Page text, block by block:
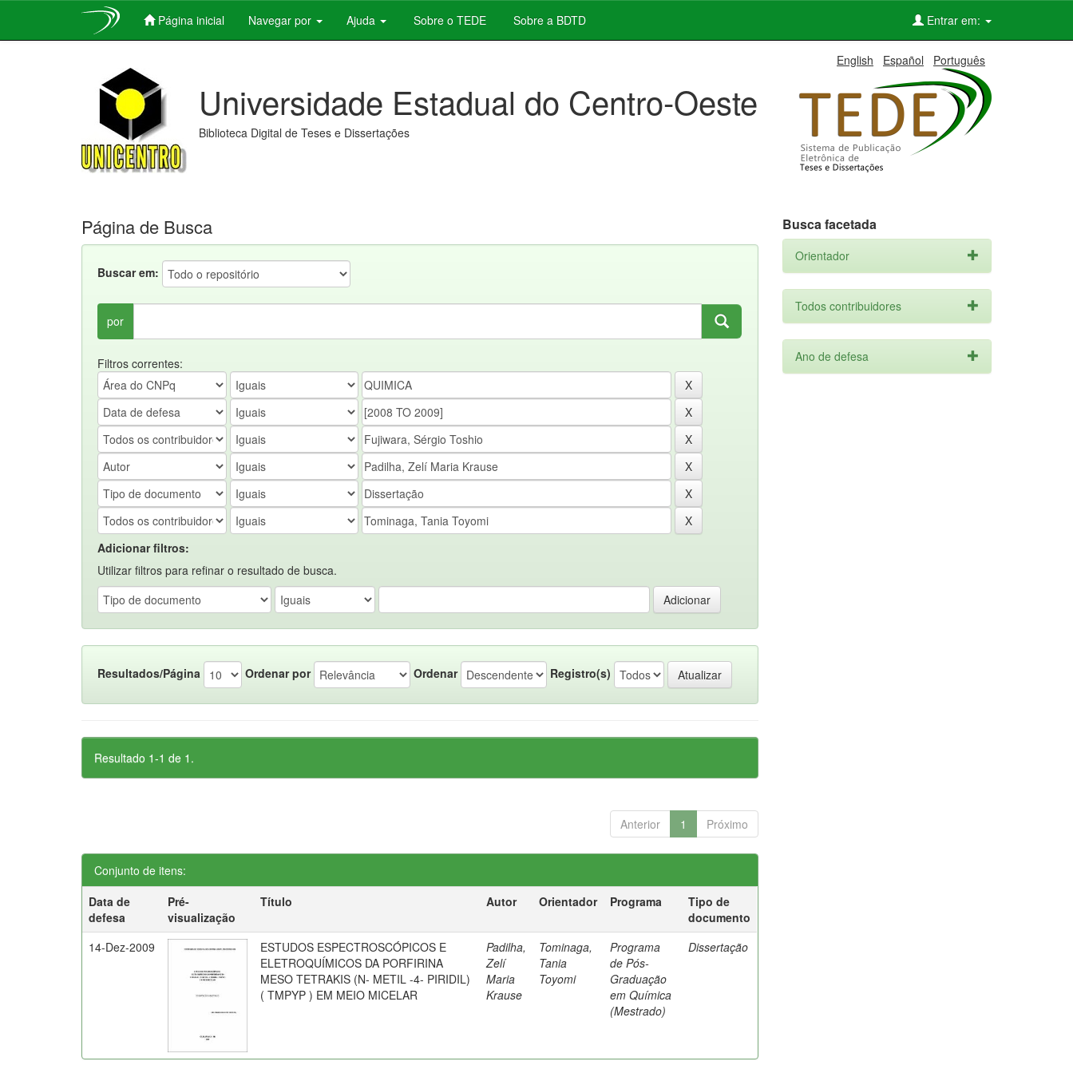
Página inicial Navegar por Ajuda Sobre o TEDE Sobre a BDTD Entrar em:
English Español Português
Universidade Estadual do Centro-Oeste
Biblioteca Digital de Teses e Dissertações
Página de Busca
Buscar em:
por
Filtros correntes:
Adicionar filtros:
Utilizar filtros para refinar o resultado de busca.
Resultados/Página Ordenar por Ordenar Registro(s)
Resultado 1-1 de 1.
Anterior 1 Próximo
Conjunto de itens:
Data de
defesa
Pré-
visualização
Título Autor Orientador Programa
Tipo de
documento
14-Dez-2009
ESTUDOS ESPECTROSCÓPICOS E
ELETROQUÍMICOS DA PORFIRINA
MESO TETRAKIS (N- METIL -4- PIRIDIL)
( TMPYP ) EM MEIO MICELAR
Padilha,
Zelí
Maria
Krause
Tominaga,
Tania
Toyomi
Programa
de Pós-
Graduação
em Química
(Mestrado)
Dissertação
Busca facetada
Orientador
Todos contribuidores
Ano de defesa